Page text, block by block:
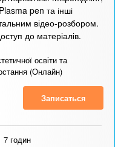
pen та інші
відео-розбором.
до матеріалів.
освіти та
(Онлайн)
Записаться
7 годин